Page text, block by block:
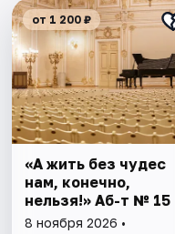
от 1 200 ₽
«А жить без чудес
нам, конечно,
нельзя!» Аб-т № 15
8 ноября 2026 •